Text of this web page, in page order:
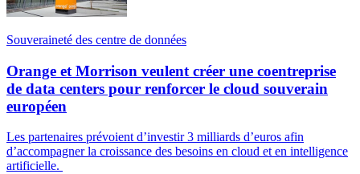
Souveraineté des centre de données
Orange et Morrison veulent créer une coentreprise
de data centers pour renforcer le cloud souverain
européen
Les partenaires prévoient d’investir 3 milliards d’euros afin
d’accompagner la croissance des besoins en cloud et en intelligence
artificielle.